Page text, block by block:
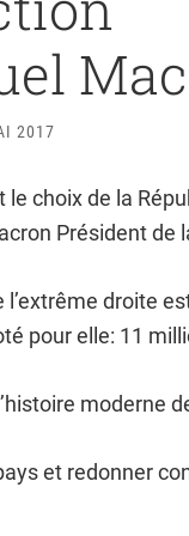
2017
choix de la
Président de
droite
pour elle: 11
moderne
et redonner